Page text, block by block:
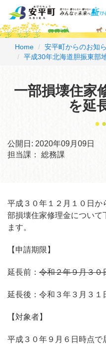
Home
安平町からのお知
平成30年北海道胆振東部
一部損壊住家
を延
公開日: 2020年09月09日
担当課：
総務課
平成３０年１２月１０日か
部損壊住家修理金について
ます。
【申請期限】
延長前： 令和２年９月３０
延長後：令和３年３月３１
【対象者】
平成３０年９月６日時点で